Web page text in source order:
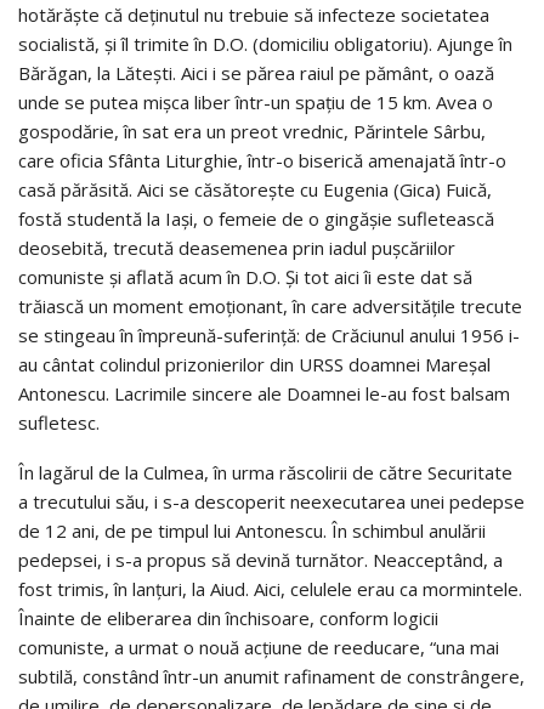
hotărăşte că deţinutul nu trebuie să infecteze societatea
socialistă, şi îl trimite în D.O. (domiciliu obligatoriu). Ajunge în
Bărăgan, la Lăteşti. Aici i se părea raiul pe pământ, o oază
unde se putea mişca liber într-un spaţiu de 15 km. Avea o
gospodărie, în sat era un preot vrednic, Părintele Sârbu,
care oficia Sfânta Liturghie, într-o biserică amenajată într-o
casă părăsită. Aici se căsătoreşte cu Eugenia (Gica) Fuică,
fostă studentă la Iaşi, o femeie de o gingăşie sufletească
deosebită, trecută deasemenea prin iadul puşcăriilor
comuniste şi aflată acum în D.O. Şi tot aici îi este dat să
trăiască un moment emoţionant, în care adversităţile trecute
se stingeau în împreună-suferinţă: de Crăciunul anului 1956 i-
au cântat colindul prizonierilor din URSS doamnei Mareşal
Antonescu. Lacrimile sincere ale Doamnei le-au fost balsam
sufletesc.
În lagărul de la Culmea, în urma răscolirii de către Securitate
a trecutului său, i s-a descoperit neexecutarea unei pedepse
de 12 ani, de pe timpul lui Antonescu. În schimbul anulării
pedepsei, i s-a propus să devină turnător. Neacceptând, a
fost trimis, în lanţuri, la Aiud. Aici, celulele erau ca mormintele.
Înainte de eliberarea din închisoare, conform logicii
comuniste, a urmat o nouă acţiune de reeducare, “una mai
subtilă, constând într-un anumit rafinament de constrângere,